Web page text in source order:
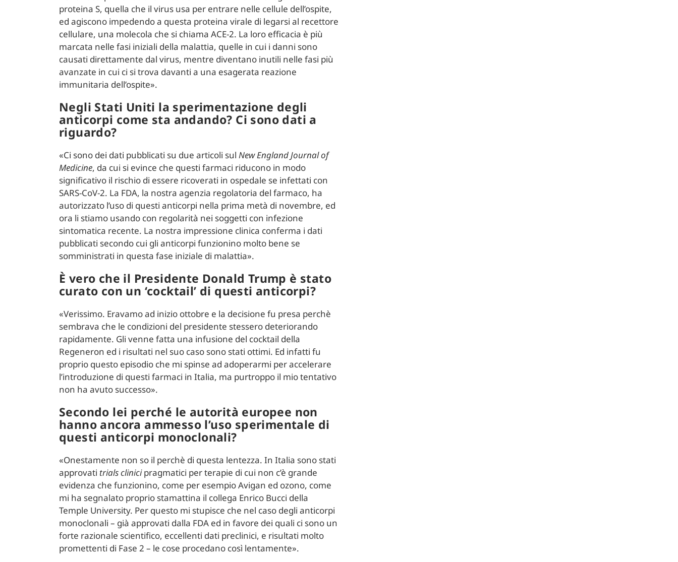
proteina S, quella che il virus usa per entrare nelle cellule dell’ospite,
ed agiscono impedendo a questa proteina virale di legarsi al recettore
cellulare, una molecola che si chiama ACE-2. La loro efficacia è più
marcata nelle fasi iniziali della malattia, quelle in cui i danni sono
causati direttamente dal virus, mentre diventano inutili nelle fasi più
avanzate in cui ci si trova davanti a una esagerata reazione
immunitaria dell’ospite».
Negli Stati Uniti la sperimentazione degli
anticorpi come sta andando? Ci sono dati a
riguardo?
«Ci sono dei dati pubblicati su due articoli sul New England Journal of
Medicine, da cui si evince che questi farmaci riducono in modo
significativo il rischio di essere ricoverati in ospedale se infettati con
SARS-CoV-2. La FDA, la nostra agenzia regolatoria del farmaco, ha
autorizzato l’uso di questi anticorpi nella prima metà di novembre, ed
ora li stiamo usando con regolarità nei soggetti con infezione
sintomatica recente. La nostra impressione clinica conferma i dati
pubblicati secondo cui gli anticorpi funzionino molto bene se
somministrati in questa fase iniziale di malattia».
È vero che il Presidente Donald Trump è stato
curato con un ‘cocktail’ di questi anticorpi?
«Verissimo. Eravamo ad inizio ottobre e la decisione fu presa perchè
sembrava che le condizioni del presidente stessero deteriorando
rapidamente. Gli venne fatta una infusione del cocktail della
Regeneron ed i risultati nel suo caso sono stati ottimi. Ed infatti fu
proprio questo episodio che mi spinse ad adoperarmi per accelerare
l’introduzione di questi farmaci in Italia, ma purtroppo il mio tentativo
non ha avuto successo».
Secondo lei perché le autorità europee non
hanno ancora ammesso l’uso sperimentale di
questi anticorpi monoclonali?
«Onestamente non so il perchè di questa lentezza. In Italia sono stati
approvati trials clinicipragmatici per terapie di cui non c’è grande
evidenza che funzionino, come per esempio Avigan ed ozono, come
mi ha segnalato proprio stamattina il collega Enrico Bucci della
Temple University. Per questo mi stupisce che nel caso degli anticorpi
monoclonali – già approvati dalla FDA ed in favore dei quali ci sono un
forte razionale scientifico, eccellenti dati preclinici, e risultati molto
promettenti di Fase 2 – le cose procedano così lentamente».